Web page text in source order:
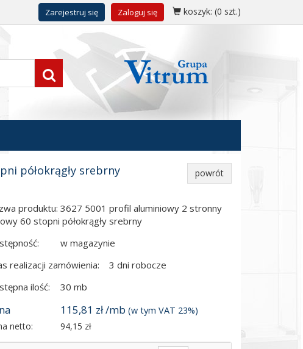
Zarejestruj się Zaloguj się koszyk: (0 szt.)
półokrągły srebrny powrót
produktu: 3627 5001 profil aluminiowy 2 stronny
60 stopni półokrągły srebrny
w magazynie
realizacji zamówienia:
3 dni robocze
ilość:
30 mb
115,81 zł /mb(w tym VAT 23%)
netto:
94,15 zł